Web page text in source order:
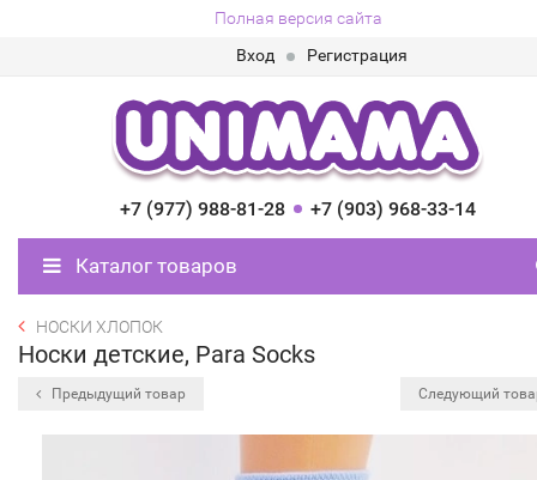
Полная версия сайта
Вход
Регистрация
+7 (977) 988-81-28 +7 (903) 968-33-14
Каталог товаров
НОСКИ ХЛОПОК
Носки детские, Para Socks
Предыдущий товар Следующий